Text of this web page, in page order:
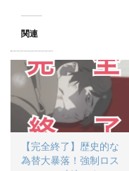
関連
【完全終了】歴史的な
為替大暴落！強制ロス